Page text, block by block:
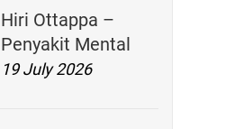
Hiri Ottappa –
Penyakit Mental
19 July 2026